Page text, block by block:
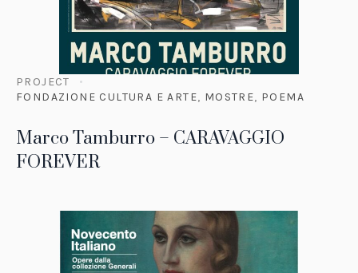
PROJECT
FONDAZIONE CULTURA E ARTE, MOSTRE, POEMA
Marco Tamburro – CARAVAGGIO
FOREVER